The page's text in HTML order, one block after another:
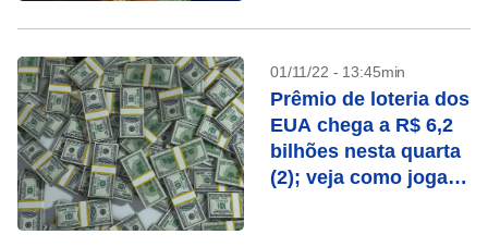
01/11/22 - 13:45min
Prêmio de loteria dos
EUA chega a R$ 6,2
bilhões nesta quarta
(2); veja como jogar